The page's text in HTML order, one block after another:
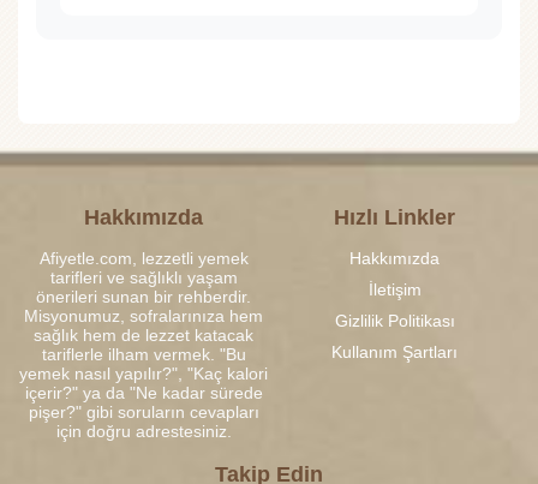
Hakkımızda
Afiyetle.com, lezzetli yemek
tarifleri ve sağlıklı yaşam
önerileri sunan bir rehberdir.
Misyonumuz, sofralarınıza hem
sağlık hem de lezzet katacak
tariflerle ilham vermek. "Bu
yemek nasıl yapılır?", "Kaç kalori
içerir?" ya da "Ne kadar sürede
pişer?" gibi soruların cevapları
için doğru adrestesiniz.
Hızlı Linkler
Hakkımızda
İletişim
Gizlilik Politikası
Kullanım Şartları
Takip Edin